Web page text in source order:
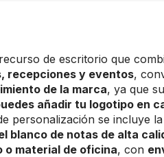
de escritorio que
recepciones y eventos,
de la marca, ya que su
añadir tu logotipo en
personalización se incluye la
blanco de notas de alta
material de oficina, con